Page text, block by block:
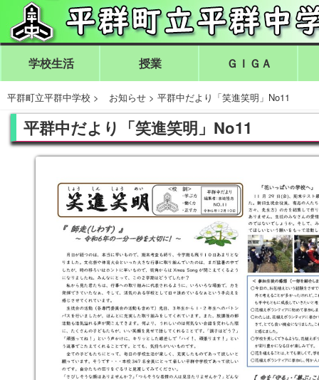
学校生活 授業 ＧＩＧＡ
平群町立平群中学校 > お知らせ > 平群中だより「笑進笑明」No11
平群中だより「笑進笑明」No11